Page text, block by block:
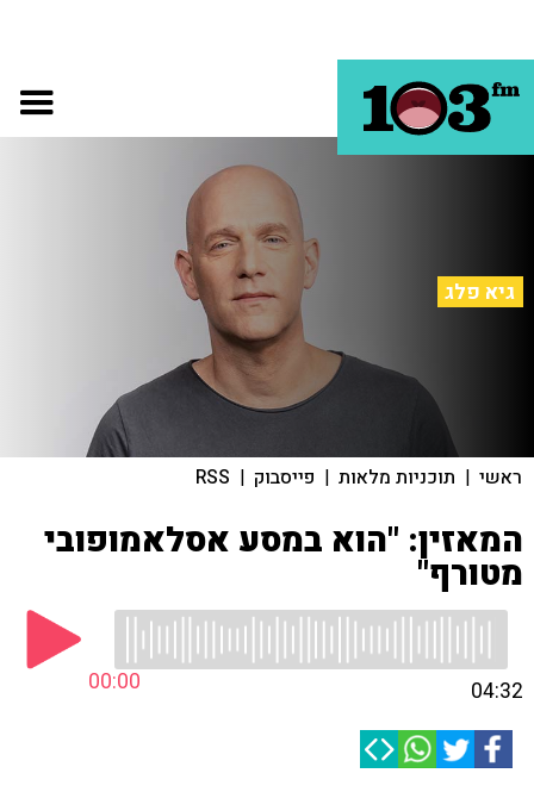
גיא פלג
ראשי | תוכניות מלאות | פייסבוק |
RSS
המאזין: "הוא במסע אסלאמופובי
מטורף"
00:00 04:32